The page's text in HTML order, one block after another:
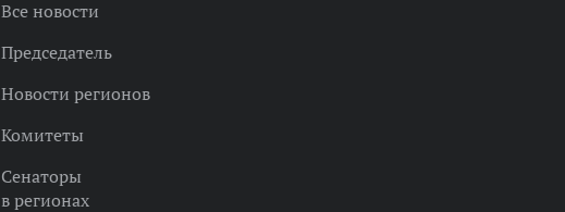
Все новости
Председатель
Новости регионов
Комитеты
Сенаторы
в регионах